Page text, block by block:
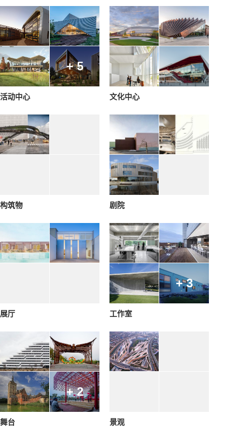
+ 5
活动中心 文化中心
构筑物 剧院
展厅
+ 3
工作室
+ 2
舞台 景观